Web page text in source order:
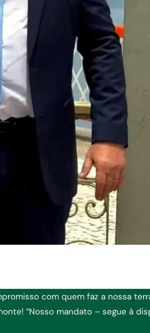
com quem faz a nossa
“Nosso mandato – segue à